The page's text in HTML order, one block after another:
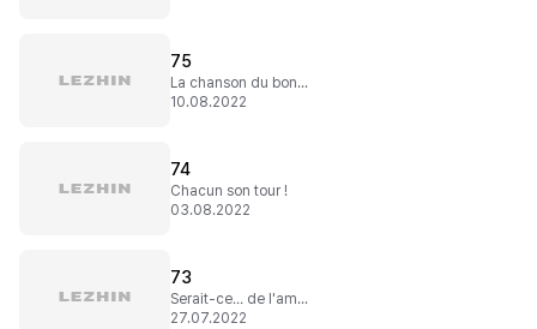
75
La chanson du bonheur
10.08.2022
74
Chacun son tour !
03.08.2022
73
Serait-ce… de l'amour ?
27.07.2022